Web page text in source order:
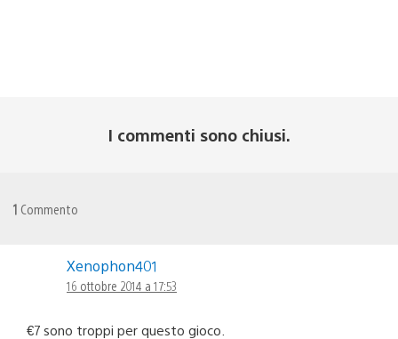
I commenti sono chiusi.
1 Commento
Xenophon401
16 ottobre 2014 a 17:53
€7 sono troppi per questo gioco.